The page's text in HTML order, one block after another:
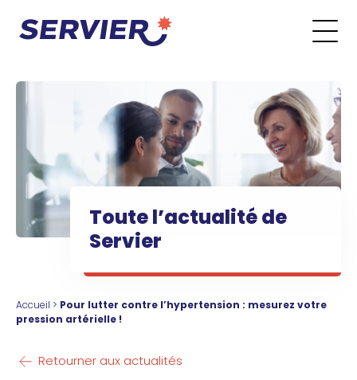
Toute l’actualité de
Servier
Accueil > Pour lutter contre l’hypertension : mesurez votre
pression artérielle !
Retourner aux actualités